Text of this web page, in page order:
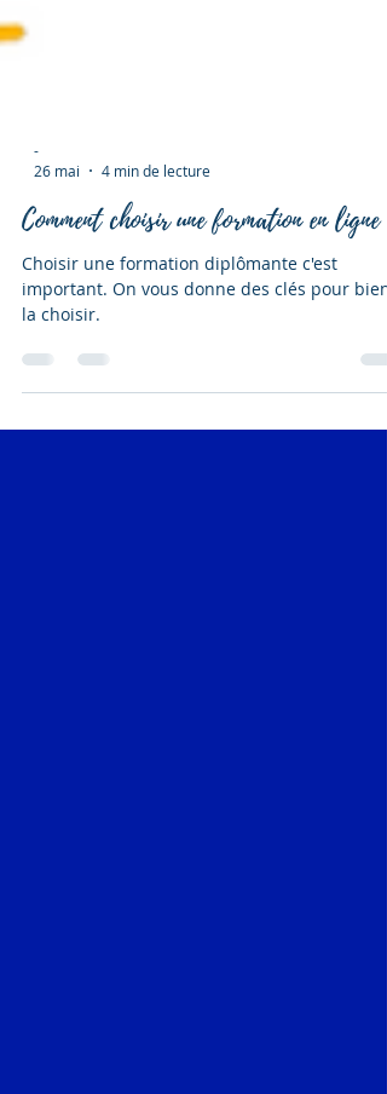
-
26 mai
4 min de lecture
Comment choisir une formation en ligne ?
Choisir une formation diplômante c'est
la choisir.